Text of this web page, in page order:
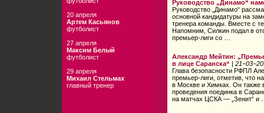
20 апреля
Артем Касьянов
футболист
27 апреля
Максим Белый
футболист
29 апреля
Михаил Стельмах
главный тренер
Руководство „Динамо“
Руководство „Динамо“
основной кандидатуры на
тренера команды. Вместе с
Напомним, Силкин подал в
премьер-лиги со …
Александр Мейтин:
в лице Саранска“ |
Глава безопасности РФПЛ
премьер-лиги, отметив, что
в Москве и Химках. Он также
проведения поединка в
на матчах ЦСКА — „Зенит“ и